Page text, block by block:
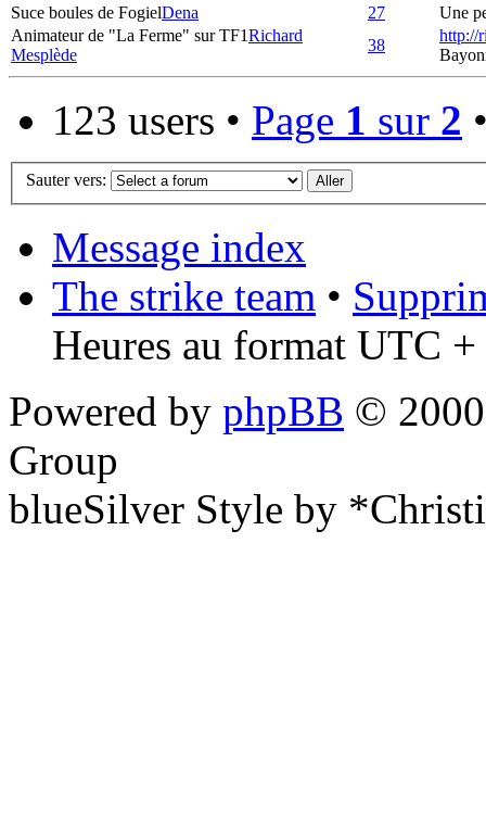
Suce boules de FogielDena 27
Une
Animateur de "La Ferme" sur TF1Richard
Mesplède
38
http://
123 users • Page 1 sur 2
Sauter vers:
Message index
The strike team •
Heures au format UTC
Powered by phpBB ©
Group
blueSilver Style by